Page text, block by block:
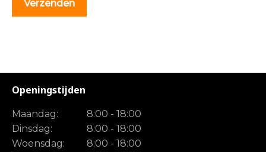
Openingstijden
Maandag:
8:00 - 18:00
Dinsdag:
8:00 - 18:00
Woensdag:
8:00 - 18:00